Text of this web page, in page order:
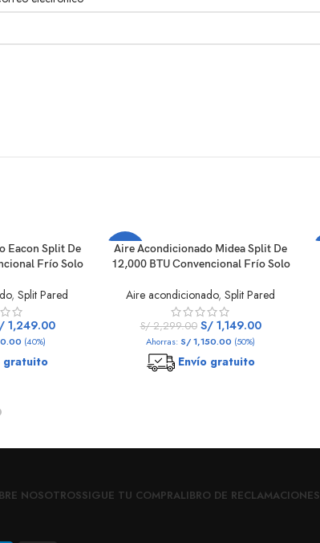
Eacon Split De
Frío Solo
, Split Pared
1,249.00
(40%)
gratuito
-50%
Aire Acondicionado Midea Split De
12,000 BTU Convencional Frío Solo
Aire acondicionado, Split Pared
S/2,299.00 S/1,149.00
Ahorras: S/1,150.00 (50%)
Envío gratuito
NOSOTROSSIGUE TU COMPRALIBRO DE RECLAMACIONES